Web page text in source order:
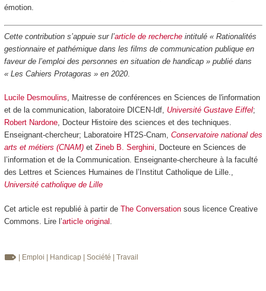
émotion.
Cette contribution s’appuie sur l’article de rechercheintitulé « Rationalités
gestionnaire et pathémique dans les films de communication publique en
faveur de l’emploi des personnes en situation de handicap » publié dans
« Les Cahiers Protagoras » en 2020.
Lucile Desmoulins, Maitresse de conférences en Sciences de l'information
et de la communication, laboratoire DICEN-Idf, Université Gustave Eiffel;
Robert Nardone, Docteur Histoire des sciences et des techniques.
Enseignant-chercheur; Laboratoire HT2S-Cnam, Conservatoire national des
arts et métiers (CNAM)et Zineb B. Serghini, Docteure en Sciences de
l’information et de la Communication. Enseignante-chercheure à la faculté
des Lettres et Sciences Humaines de l’Institut Catholique de Lille.,
Université catholique de Lille
Cet article est republié à partir de The Conversationsous licence Creative
Commons. Lire l’article original
| Emploi | Handicap | Société | Travail